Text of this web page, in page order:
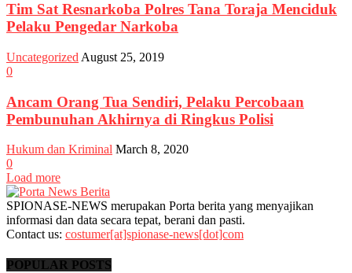
Tim Sat Resnarkoba Polres Tana Toraja Menciduk
Pelaku Pengedar Narkoba
Uncategorized August 25, 2019
0
Ancam Orang Tua Sendiri, Pelaku Percobaan
Pembunuhan Akhirnya di Ringkus Polisi
Hukum dan Kriminal March 8, 2020
0
Load more
SPIONASE-NEWS merupakan Porta berita yang menyajikan
informasi dan data secara tepat, berani dan pasti.
Contact us: costumer[at]spionase-news[dot]com
POPULAR POSTS